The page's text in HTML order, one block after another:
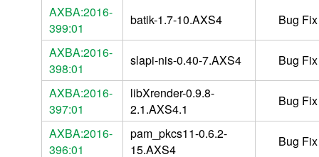
AXBA:2016-
399:01
batik-1.7-10.AXS4
Bug Fix
AXBA:2016-
398:01
slapi-nis-0.40-7.AXS4
Bug Fix
AXBA:2016-
397:01
libXrender-0.9.8-
2.1.AXS4.1
Bug Fix
AXBA:2016-
396:01
pam_pkcs11-0.6.2-
15.AXS4
Bug Fix